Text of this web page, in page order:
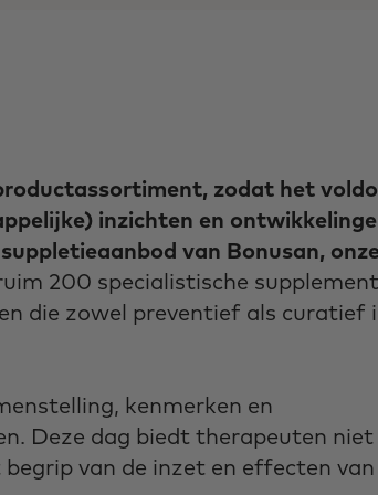
zodat het
inzichten en
van Bonusan,
200 specialistische
die zowel preventief als curatief
kenmerken en
Deze dag biedt therapeuten niet
van de inzet en effecten van